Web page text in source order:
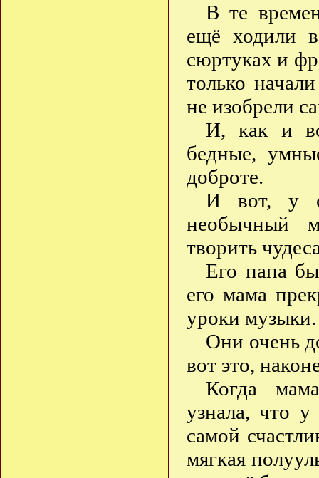
В те
ещё ходили
сюртуках и
только
не изобрели
И, как и
бедные,
доброте.
И вот, у
необычный
творить
Его папа
его мама
уроки музыки.
Они очень
вот это,
Когда
узнала, что
самой
мягкая